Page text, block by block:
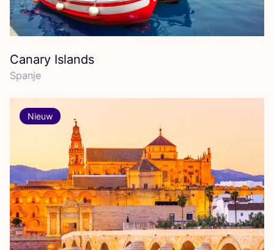
Canary Islands
Span­je
Nieuw